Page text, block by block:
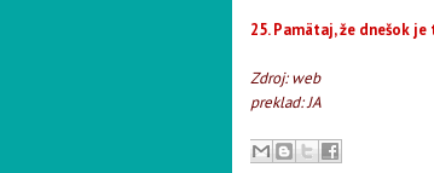
25. Pamätaj, že dnešok
Zdroj: web
preklad: JA